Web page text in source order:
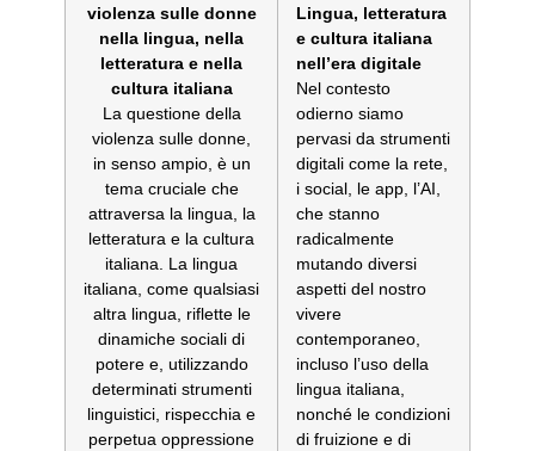
violenza sulle donne
nella lingua, nella
letteratura e nella
cultura italiana
La questione della
violenza sulle donne,
in senso ampio, è un
tema cruciale che
attraversa la lingua, la
letteratura e la cultura
italiana. La lingua
italiana, come qualsiasi
altra lingua, riflette le
dinamiche sociali di
potere e, utilizzando
determinati strumenti
linguistici, rispecchia e
perpetua oppressione
Lingua, letteratura
e cultura italiana
nell’era digitale
Nel contesto
odierno siamo
pervasi da strumenti
digitali come la rete,
i social, le app, l’AI,
che stanno
radicalmente
mutando diversi
aspetti del nostro
vivere
contemporaneo,
incluso l’uso della
lingua italiana,
nonché le condizioni
di fruizione e di